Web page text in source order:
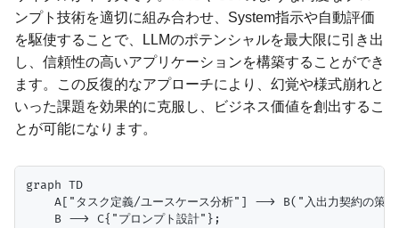
ンプト技術を適切に組み合わせ、System指示や自動評価
を駆使することで、LLMのポテンシャルを最大限に引き出
し、信頼性の高いアプリケーションを構築することができ
ます。この反復的なアプローチにより、幻覚や様式崩れと
いった課題を効果的に克服し、ビジネス価値を創出するこ
とが可能になります。
graph TD
A["タスク定義/ユースケース分析"] --> B("入出力契約の策
    B --> C{"プロンプト設計"};